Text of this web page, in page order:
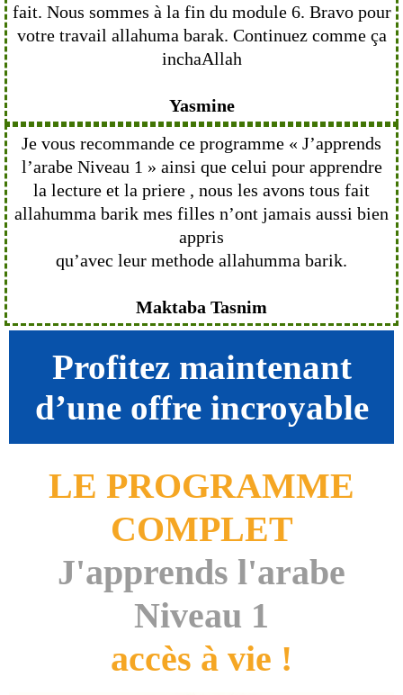
fait. Nous sommes à la fin du module 6. Bravo pour
votre travail allahuma barak. Continuez comme ça
inchaAllah
Yasmine
Je vous recommande ce programme « J’apprends
l’arabe Niveau 1 » ainsi que celui pour apprendre
la lecture et la priere , nous les avons tous fait
allahumma barik mes filles n’ont jamais aussi bien
appris
qu’avec leur methode allahumma barik.
Maktaba Tasnim
Profitez maintenant
d’une offre incroyable
LE PROGRAMME
COMPLET
J'apprends l'arabe
Niveau 1
accès à vie !